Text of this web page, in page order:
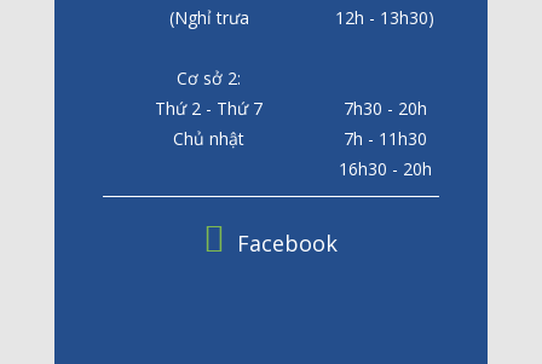
(Nghỉ trưa
12h - 13h30)
Cơ sở 2:
Thứ 2 - Thứ 7
7h30 - 20h
Chủ nhật
7h - 11h30
16h30 - 20h
Facebook